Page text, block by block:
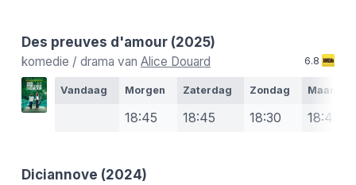
Des preuves d'amour (2025)
komedie / drama van Alice Douard 6.8
Vandaag Morgen Zaterdag Zondag Maandag
18:45 18:45 18:30 18:45
Diciannove (2024)